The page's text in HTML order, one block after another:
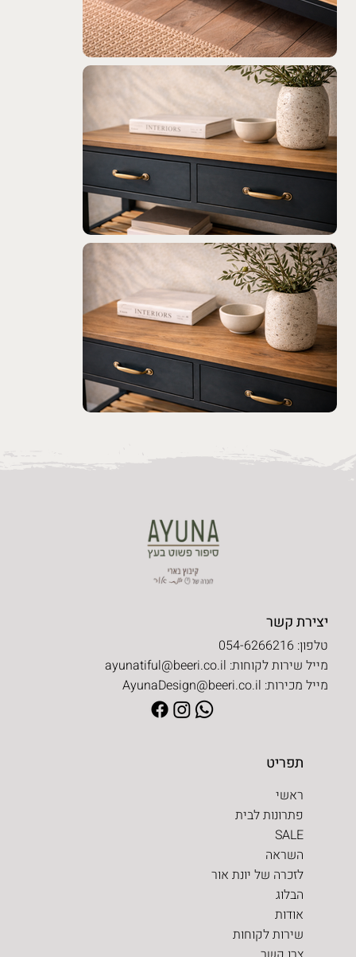
תפריט
ראשי
פתרונות לבית
SALE
השראה
לזכרה של יונת אור
הבלוג
אודות
שירות לקוחות
יצירת קשר
טלפון: 054-6266216
מייל שירות לקוחות: ayunatiful@beeri.co.il
מייל מכירות: AyunaDesign@beeri.co.il